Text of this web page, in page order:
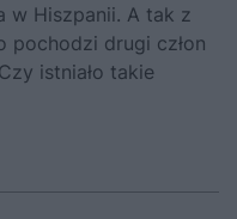
w Hiszpanii. A tak z
pochodzi drugi człon
istniało takie